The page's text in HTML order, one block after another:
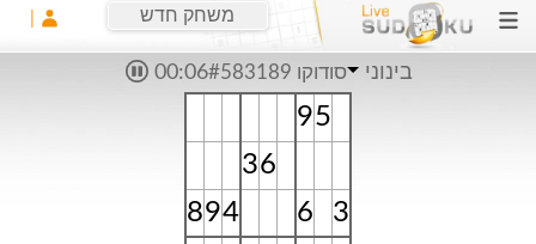
משחק חדש
בינוני סודוקו #583189 00:07
95
36
894 6
3